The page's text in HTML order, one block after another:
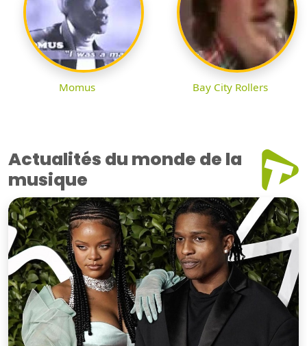
Momus Bay City Rollers
Actualités du monde de la
musique